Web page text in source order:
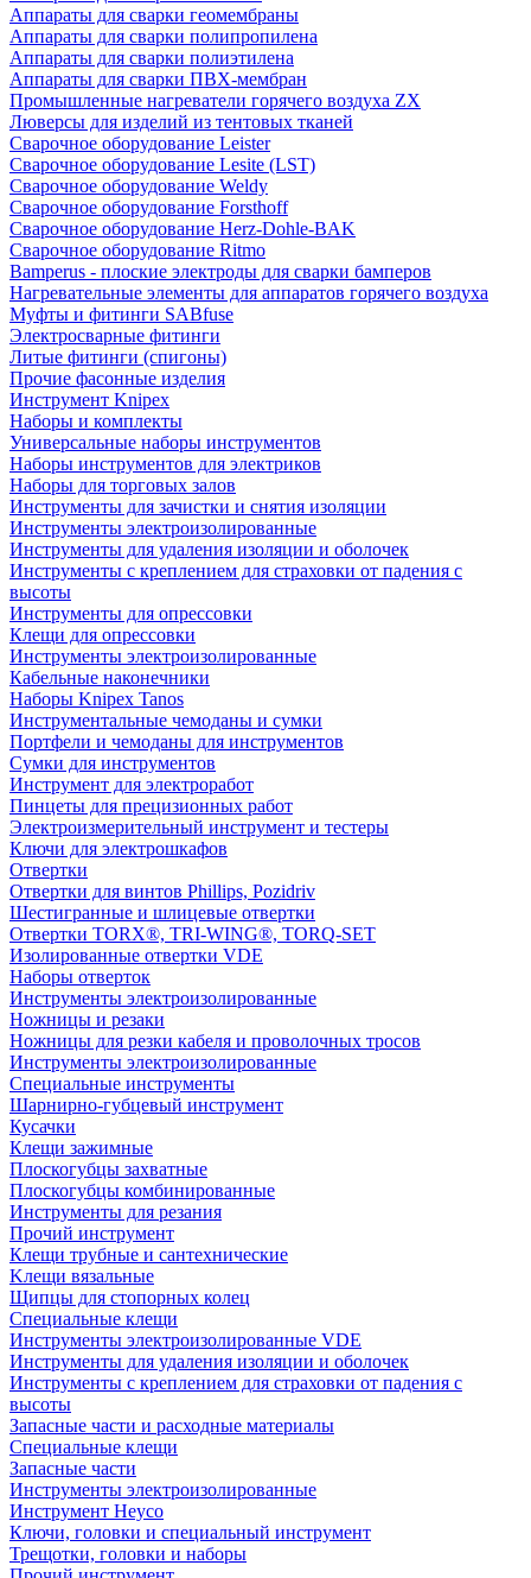
Аппараты для сварки геомембраны
Аппараты для сварки полипропилена
Аппараты для сварки полиэтилена
Аппараты для сварки ПВХ-мембран
Промышленные нагреватели горячего воздуха ZX
Люверсы для изделий из тентовых тканей
Сварочное оборудование Leister
Сварочное оборудование Lesite (LST)
Сварочное оборудование Weldy
Сварочное оборудование Forsthoff
Сварочное оборудование Herz-Dohle-BAK
Сварочное оборудование Ritmo
Bamperus - плоские электроды для сварки бамперов
Нагревательные элементы для аппаратов горячего воздуха
Муфты и фитинги SABfuse
Электросварные фитинги
Литые фитинги (спигоны)
Прочие фасонные изделия
Инструмент Knipex
Наборы и комплекты
Универсальные наборы инструментов
Наборы инструментов для электриков
Наборы для торговых залов
Инструменты для зачистки и снятия изоляции
Инструменты электроизолированные
Инструменты для удаления изоляции и оболочек
Инструменты с креплением для страховки от падения с
высоты
Инструменты для опрессовки
Клещи для опрессовки
Инструменты электроизолированные
Кабельные наконечники
Наборы Knipex Tanos
Инструментальные чемоданы и сумки
Портфели и чемоданы для инструментов
Сумки для инструментов
Инструмент для электроработ
Пинцеты для прецизионных работ
Электроизмерительный инструмент и тестеры
Ключи для электрошкафов
Отвертки
Отвертки для винтов Phillips, Pozidriv
Шестигранные и шлицевые отвертки
Отвертки TORX®, TRI-WING®, TORQ-SET
Изолированные отвертки VDE
Наборы отверток
Инструменты электроизолированные
Ножницы и резаки
Ножницы для резки кабеля и проволочных тросов
Инструменты электроизолированные
Специальные инструменты
Шарнирно-губцевый инструмент
Кусачки
Клещи зажимные
Плоскогубцы захватные
Плоскогубцы комбинированные
Инструменты для резания
Прочий инструмент
Клещи трубные и сантехнические
Kлещи вязальные
Щипцы для стопорных колец
Специальные клещи
Инструменты электроизолированные VDE
Инструменты для удаления изоляции и оболочек
Инструменты с креплением для страховки от падения с
высоты
Запасные части и расходные материалы
Специальные клещи
Запасные части
Инструменты электроизолированные
Инструмент Heyco
Ключи, головки и специальный инструмент
Трещотки, головки и наборы